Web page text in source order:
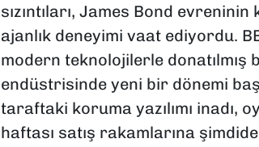
sızıntıları, James Bond
ajanlık deneyimi vaat ediyordu.
modern teknolojilerle donatılmış
endüstrisinde yeni bir dönemi
taraftaki koruma yazılımı inadı,
haftası satış rakamlarına